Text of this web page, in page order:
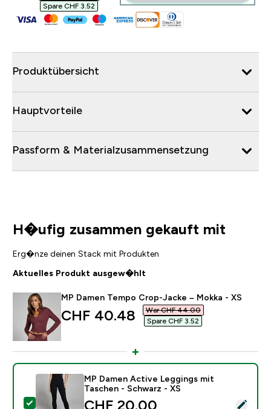
Spare CHF 3.52‎
Produktübersicht
Hauptvorteile
Passform & Materialzusammensetzung
H�ufig zusammen gekauft mit
Erg�nze deinen Stack mit Produkten
Aktuelles Produkt ausgew�hlt
MP Damen Tempo Crop-Jacke – Mokka - XS
discounted price
CHF 40.48‎
War CHF 44.00‎
Spare CHF 3.52‎
Dieses Produkt ausw�hlen - MP Damen Active
MP Damen Active Leggings mit
Taschen - Schwarz - XS
discounted price
CHF 20.00‎